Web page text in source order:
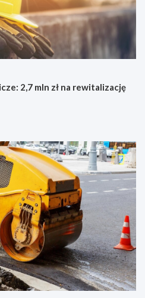
2,7 mln zł na rewitalizację